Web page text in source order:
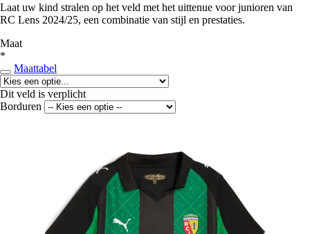
Laat uw kind stralen op het veld met het uittenue voor junioren van
RC Lens 2024/25, een combinatie van stijl en prestaties.
Maat
*
Maattabel
Dit veld is verplicht
Borduren